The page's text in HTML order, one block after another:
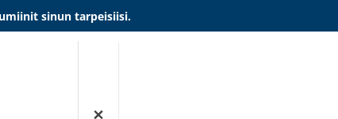
sinun tarpeisiisi.